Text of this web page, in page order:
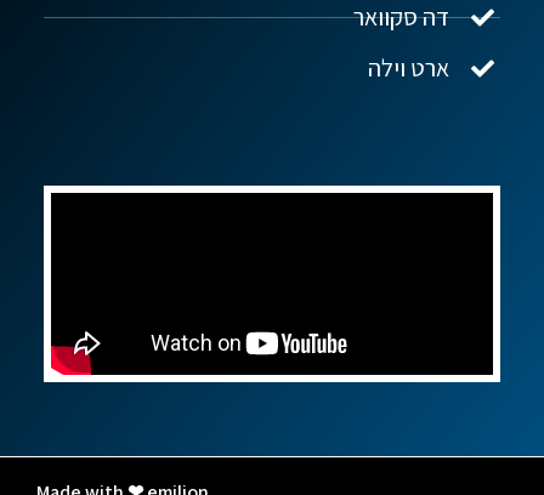
דה סקוואר
ארט וילה